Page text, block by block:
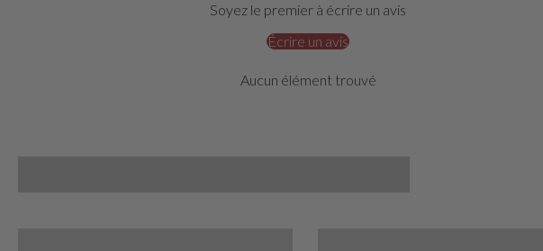
Soyez le premier à écrire un avis
Écrire un avis
Aucun élément trouvé